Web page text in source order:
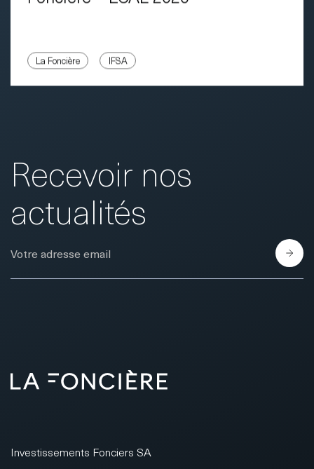
La Foncière IFSA
Recevoir nos
actualités
E-Mail
Investissements Fonciers SA